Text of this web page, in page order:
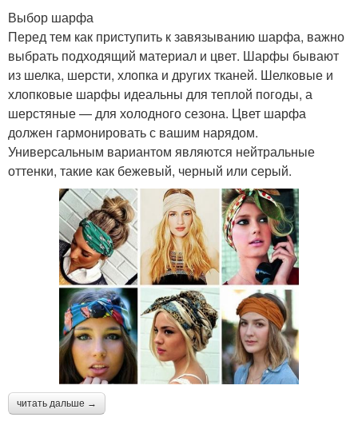
Выбор шарфа
Перед тем как приступить к завязыванию шарфа, важно
выбрать подходящий материал и цвет. Шарфы бывают
из шелка, шерсти, хлопка и других тканей. Шелковые и
хлопковые шарфы идеальны для теплой погоды, а
шерстяные — для холодного сезона. Цвет шарфа
должен гармонировать с вашим нарядом.
Универсальным вариантом являются нейтральные
оттенки, такие как бежевый, черный или серый.
читать дальше →